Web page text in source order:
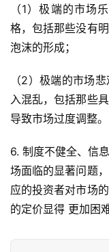
（1）极端的市场
格，包括那些没有
泡沫的形成；
（2）极端的市场
入混乱，包括那些
导致市场过度调整。
6. 制度不健全、信
场面临的显著问题
应的投资者对市场
的定价显得 更加困难